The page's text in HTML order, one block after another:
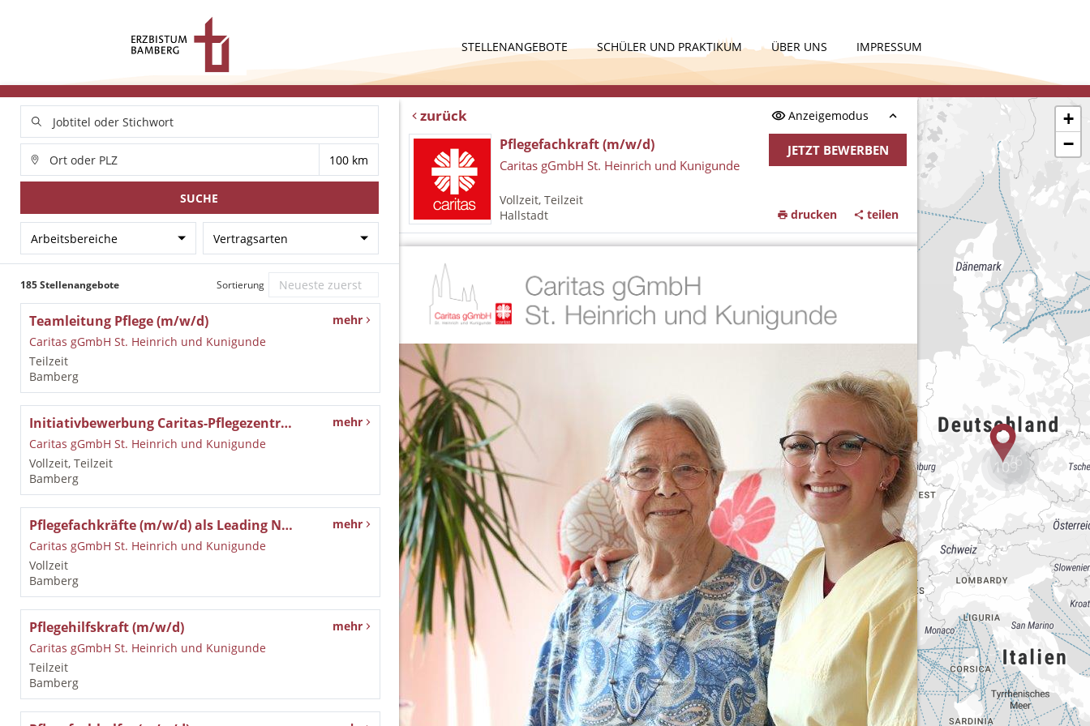
STELLENANGEBOTE SCHÜLER UND PRAKTIKUM ÜBER UNS IMPRESSUM
SUCHE
Arbeitsbereiche Vertragsarten
185 Stellenangebote Sortierung
Teamleitung Pflege (m/w/d)
Caritas gGmbH St. Heinrich und Kunigunde
Teilzeit
Bamberg
mehr
Initiativbewerbung Caritas-Pflegezentrum St. Walburga in Bamberg
Caritas gGmbH St. Heinrich und Kunigunde
Vollzeit, Teilzeit
Bamberg
mehr
Pflegefachkräfte (m/w/d) als Leading Nurse
Caritas gGmbH St. Heinrich und Kunigunde
Vollzeit
Bamberg
mehr
Pflegehilfskraft (m/w/d)
Caritas gGmbH St. Heinrich und Kunigunde
Teilzeit
Bamberg
mehr
zurück Anzeigemodus
Pflegefachkraft (m/w/d)
Caritas gGmbH St. Heinrich und Kunigunde
Vollzeit, Teilzeit
Hallstadt
JETZT BEWERBEN
drucken teilen
109
76
+
−